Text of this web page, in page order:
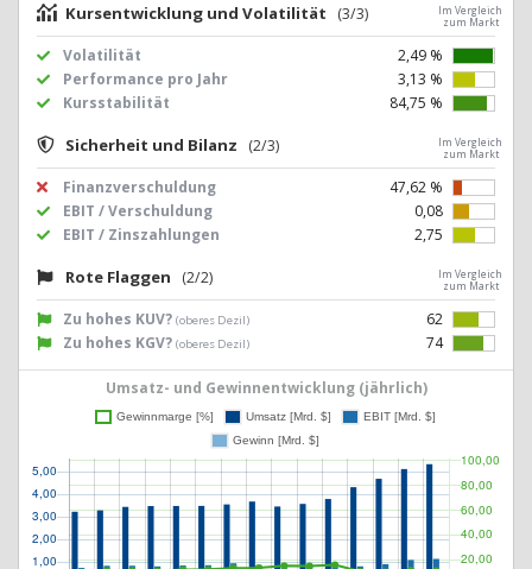
Kursentwicklung und Volatilität (3/3)
Im Vergleich
zum Markt
Volatilität
2,49 %
Performance pro Jahr
3,13 %
Kursstabilität
84,75 %
Sicherheit und Bilanz (2/3)
Im Vergleich
zum Markt
Finanzverschuldung
47,62 %
EBIT / Verschuldung
0,08
EBIT / Zinszahlungen
2,75
Rote Flaggen (2/2)
Im Vergleich
zum Markt
Zu hohes KUV? (oberes Dezil)
62
Zu hohes KGV? (oberes Dezil) 74
Umsatz- und Gewinnentwicklung (jährlich)